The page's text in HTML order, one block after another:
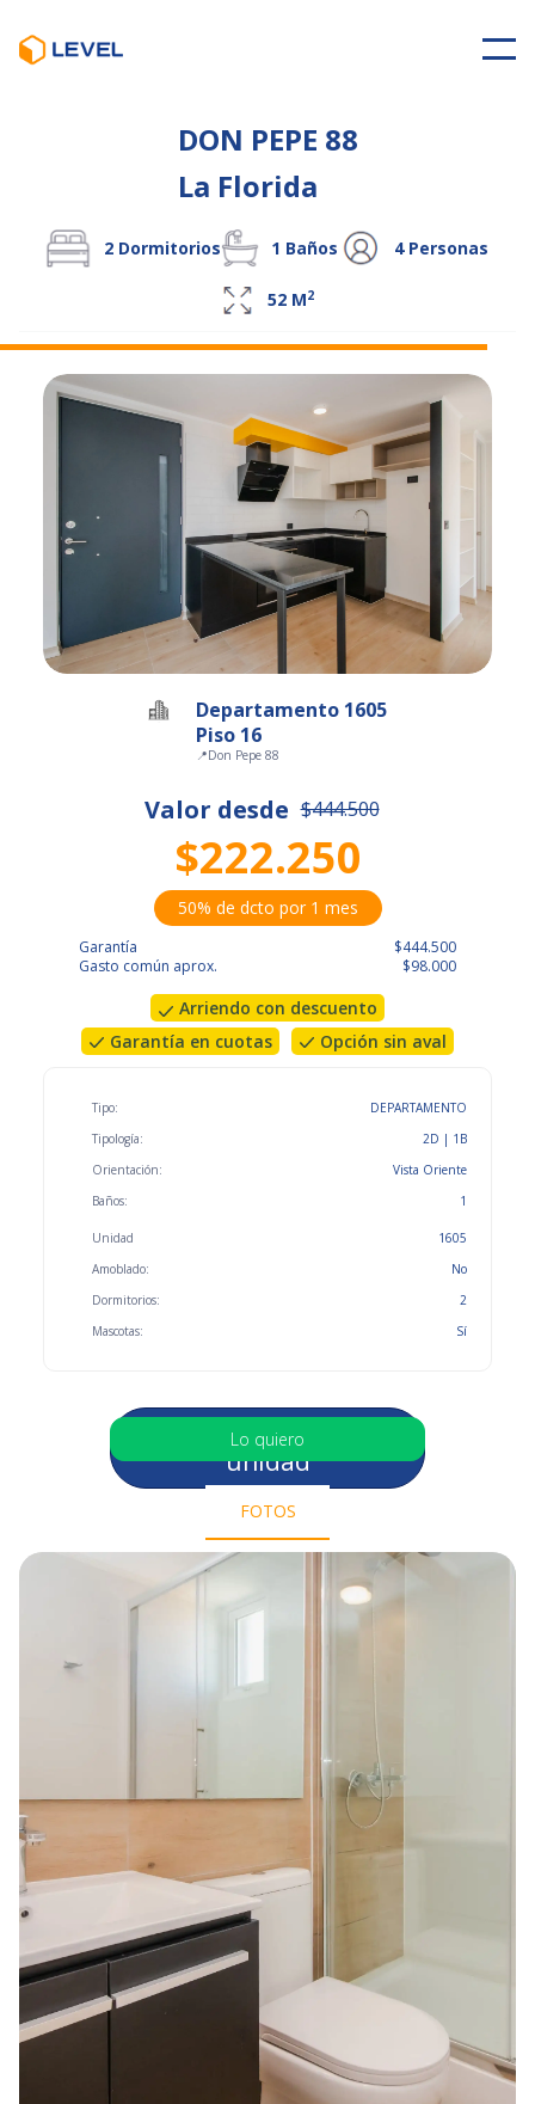
DON PEPE 88
La Florida
2 Dormitorios 1 Baños 4Personas
52 M2
Departamento 1605
Piso 16
📍Don Pepe 88
Valor desde $444.500
$222.250
50% de dcto por 1 mes
Garantía
Gasto común aprox.
$444.500
$98.000
Arriendo con descuento
Garantía en cuotas
Opción sin aval
Tipo:
Tipología:
Orientación:
Baños:
DEPARTAMENTO
2D | 1B
Vista Oriente
1
Unidad
Amoblado:
Dormitorios:
Mascotas:
1605
No
2
Sí
Selecciona otra
unidad
Lo quiero
FOTOS